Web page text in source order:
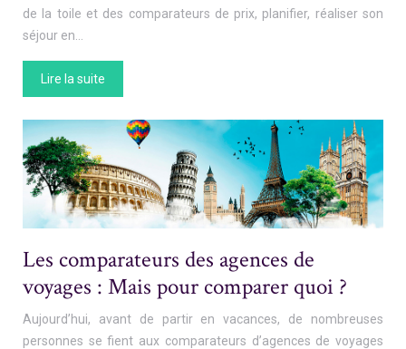
de la toile et des comparateurs de prix, planifier, réaliser son
séjour en…
Lire la suite
Les comparateurs des agences de
voyages : Mais pour comparer quoi ?
Aujourd’hui, avant de partir en vacances, de nombreuses
personnes se fient aux comparateurs d’agences de voyages